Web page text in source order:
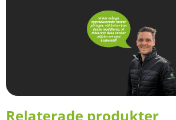
Relaterade produkter